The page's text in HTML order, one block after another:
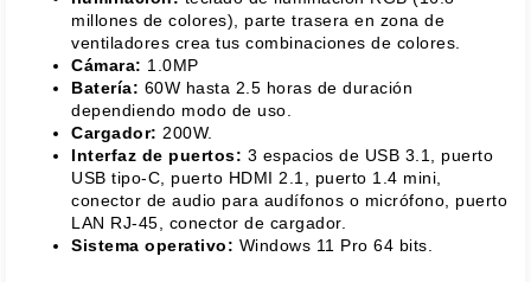
millones de colores), parte trasera en zona de
ventiladores crea tus combinaciones de colores.
Cámara: 1.0MP
Batería: 60W hasta 2.5 horas de duración
dependiendo modo de uso.
Cargador: 200W.
Interfaz de puertos: 3 espacios de USB 3.1, puerto
USB tipo-C, puerto HDMI 2.1, puerto 1.4 mini,
conector de audio para audífonos o micrófono, puerto
LAN RJ-45, conector de cargador.
Sistema operativo: Windows 11 Pro 64 bits.